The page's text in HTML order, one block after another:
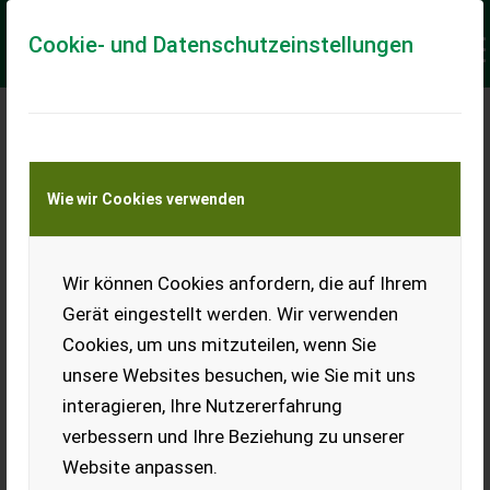
Cookie- und Datenschutzeinstellungen
Wie wir Cookies verwenden
Wir können Cookies anfordern, die auf Ihrem
Gerät eingestellt werden. Wir verwenden
Cookies, um uns mitzuteilen, wenn Sie
unsere Websites besuchen, wie Sie mit uns
interagieren, Ihre Nutzererfahrung
verbessern und Ihre Beziehung zu unserer
Website anpassen.
Meine Transportkostenanfrage
Transport von Land- und Baumaschinen –
KEINE Tiertransporte
Ladeort
Ort